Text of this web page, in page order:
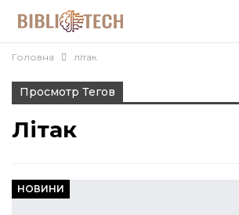
Головна літак
Просмотр Тегов
Літак
НОВИНИ